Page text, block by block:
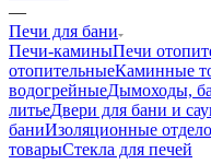
—
Печи для бани
Печи-каминыПечи
отопительныеКаминные
водогрейныеДымоходы,
литьеДвери для бани и
баниИзоляционные
товарыСтекла для печей